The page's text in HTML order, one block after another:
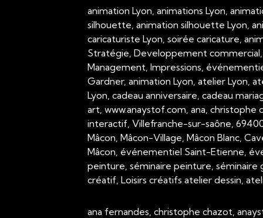
animation Lyon, animations Lyon,
silhouette, animation silhouette Lyon,
caricaturiste Lyon, soirée caricature,
Stratégie, Developpement
Management, Impressions,
Gardner, animation Lyon, atelier Lyon,
Lyon, cadeau anniversaire, cadeau
art, www.anaystof.com, ana,
interactif, Villefranche-sur-saône,
Mâcon, Mâcon-Village, Mâcon Blanc,
Mâcon, événementiel Saint-Etienne,
peinture, séminaire peinture,
créatif, Loisirs créatifs atelier dessin,
ana fernandes, christophe chazot,